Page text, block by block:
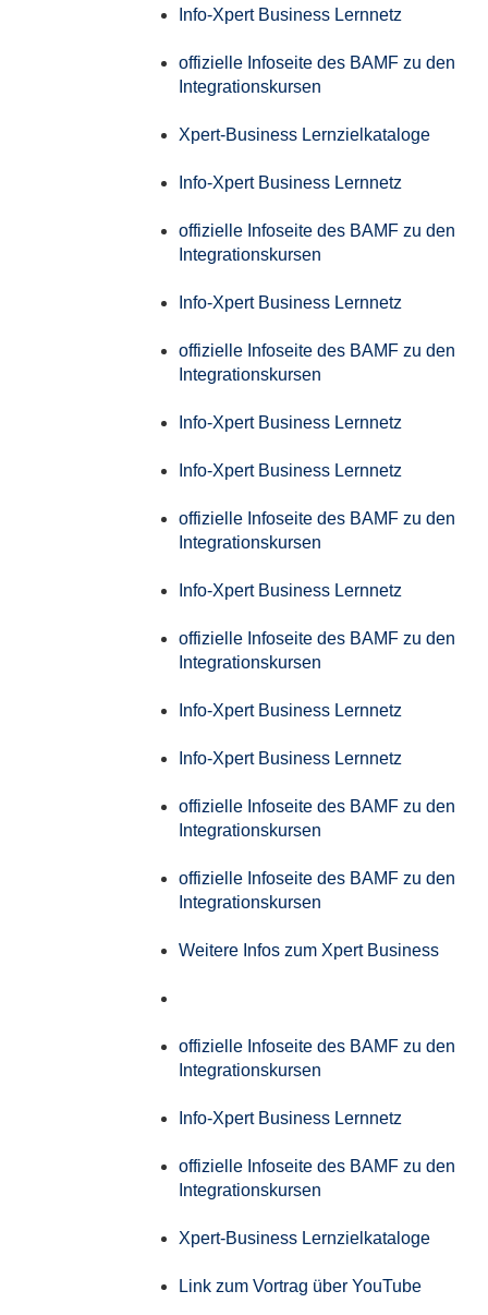
Info-Xpert Business Lernnetz
offizielle Infoseite des BAMF zu den
Integrationskursen
Xpert-Business Lernzielkataloge
Info-Xpert Business Lernnetz
offizielle Infoseite des BAMF zu den
Integrationskursen
Info-Xpert Business Lernnetz
offizielle Infoseite des BAMF zu den
Integrationskursen
Info-Xpert Business Lernnetz
Info-Xpert Business Lernnetz
offizielle Infoseite des BAMF zu den
Integrationskursen
Info-Xpert Business Lernnetz
offizielle Infoseite des BAMF zu den
Integrationskursen
Info-Xpert Business Lernnetz
Info-Xpert Business Lernnetz
offizielle Infoseite des BAMF zu den
Integrationskursen
offizielle Infoseite des BAMF zu den
Integrationskursen
Weitere Infos zum Xpert Business
offizielle Infoseite des BAMF zu den
Integrationskursen
Info-Xpert Business Lernnetz
offizielle Infoseite des BAMF zu den
Integrationskursen
Xpert-Business Lernzielkataloge
Link zum Vortrag über YouTube